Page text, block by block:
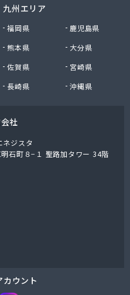
九州エリア
福岡県
鹿児島県
熊本県
大分県
佐賀県
宮崎県
長崎県
沖縄県
社
ネジスタ
石町８−１ 聖路加タワー 34階
カウント